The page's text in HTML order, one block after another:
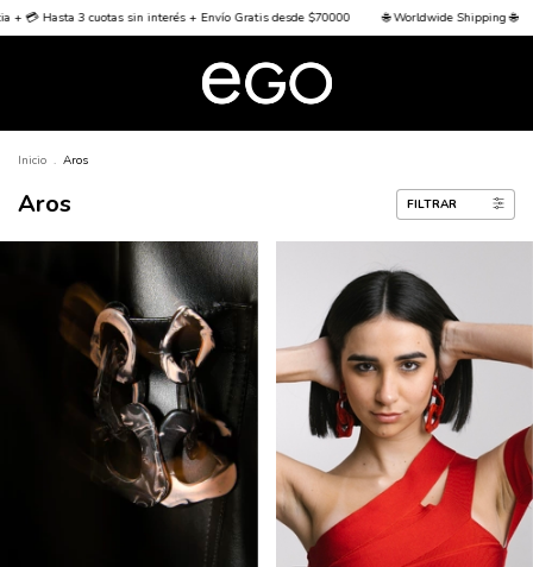
desde $70000 🌐 Worldwide Shipping 🌐 🏦 15% off transferencia + 💳 Hasta 3
Inicio . Aros
Aros FILTRAR